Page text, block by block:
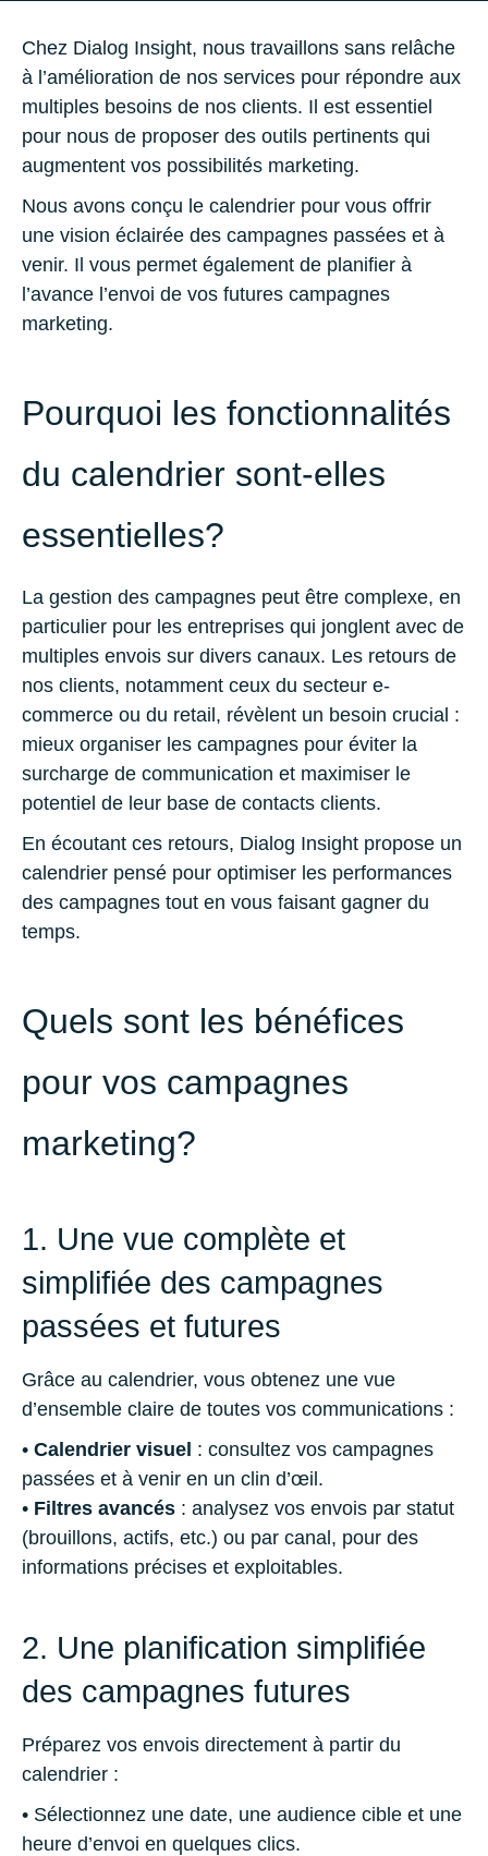
Chez Dialog Insight, nous travaillons sans relâche
à l’amélioration de nos services pour répondre aux
multiples besoins de nos clients. Il est essentiel
pour nous de proposer des outils pertinents qui
augmentent vos possibilités marketing.
Nous avons conçu le calendrier pour vous offrir
une vision éclairée des campagnes passées et à
venir. Il vous permet également de planifier à
l’avance l’envoi de vos futures campagnes
marketing.
Pourquoi les fonctionnalités
du calendrier sont-elles
essentielles?
La gestion des campagnes peut être complexe, en
particulier pour les entreprises qui jonglent avec de
multiples envois sur divers canaux. Les retours de
nos clients, notamment ceux du secteur e-
commerce ou du retail, révèlent un besoin crucial :
mieux organiser les campagnes pour éviter la
surcharge de communication et maximiser le
potentiel de leur base de contacts clients.
En écoutant ces retours, Dialog Insight propose un
calendrier pensé pour optimiser les performances
des campagnes tout en vous faisant gagner du
temps.
Quels sont les bénéfices
pour vos campagnes
marketing?
1. Une vue complète et
simplifiée des campagnes
passées et futures
Grâce au calendrier, vous obtenez une vue
d’ensemble claire de toutes vos communications :
• Calendrier visuel : consultez vos campagnes
passées et à venir en un clin d’œil.
• Filtres avancés : analysez vos envois par statut
(brouillons, actifs, etc.) ou par canal, pour des
informations précises et exploitables.
2. Une planification simplifiée
des campagnes futures
Préparez vos envois directement à partir du
calendrier :
• Sélectionnez une date, une audience cible et une
heure d’envoi en quelques clics.